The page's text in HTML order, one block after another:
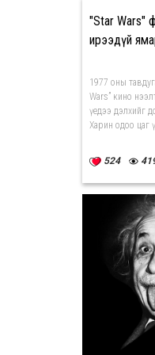
"Star Wars"
ирээдүй
1977 оны
Wars” кино
үедээ дэлхийг
Харин одоо цаг
524